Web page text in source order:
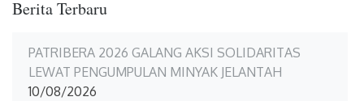
Berita Terbaru
PATRIBERA 2026 GALANG AKSI SOLIDARITAS
LEWAT PENGUMPULAN MINYAK JELANTAH
10/08/2026